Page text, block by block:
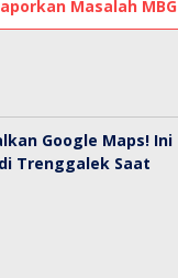
Masalah MBG
Google Maps! Ini
Trenggalek Saat